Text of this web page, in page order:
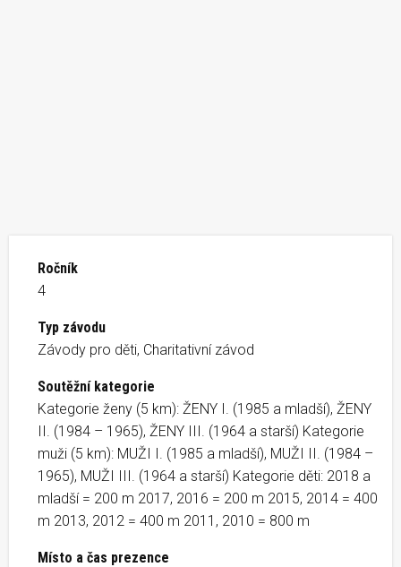
Ročník
4
Typ závodu
Závody pro děti, Charitativní závod
Soutěžní kategorie
Kategorie ženy (5 km): ŽENY I. (1985 a mladší), ŽENY
II. (1984 – 1965), ŽENY III. (1964 a starší) Kategorie
muži (5 km): MUŽI I. (1985 a mladší), MUŽI II. (1984 –
1965), MUŽI III. (1964 a starší) Kategorie děti: 2018 a
mladší = 200 m 2017, 2016 = 200 m 2015, 2014 = 400
m 2013, 2012 = 400 m 2011, 2010 = 800 m
Místo a čas prezence